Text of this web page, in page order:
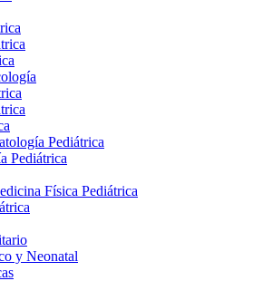
Pediátrica
Pediátrica
Física Pediátrica
y Neonatal